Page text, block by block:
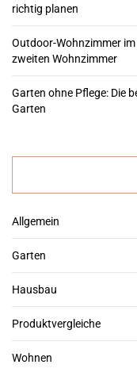
richtig planen
Outdoor-Wohnzimmer
zweiten Wohnzimmer
Garten ohne Pflege: Die
Garten
Allgemein
Garten
Hausbau
Produktvergleiche
Wohnen